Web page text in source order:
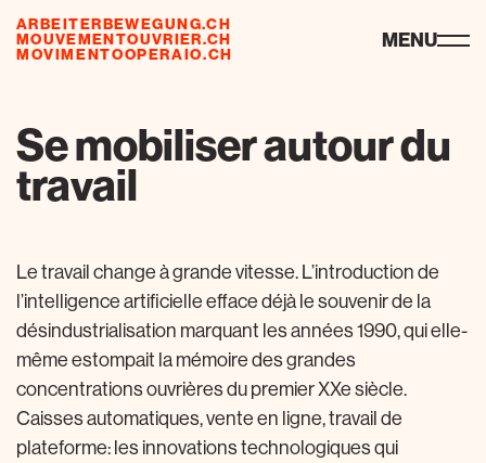
ARBEITERBEWEGUNG.CH
MOUVEMENTOUVRIER.CH
MOVIMENTOOPERAIO.CH
risorse MENU
Se mobiliser autour du
travail
Le travail change à grande vitesse. L’introduction de
l’intelligence artificielle efface déjà le souvenir de la
désindustrialisation marquant les années 1990, qui elle-
même estompait la mémoire des grandes
concentrations ouvrières du premier XXe siècle.
Caisses automatiques, vente en ligne, travail de
plateforme: les innovations technologiques qui